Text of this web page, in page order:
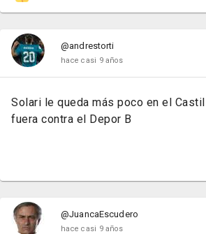
@andrestorti
hace casi 9 años
Solari le queda más poco en el
fuera contra el Depor B
@JuancaEscudero
hace casi 9 años